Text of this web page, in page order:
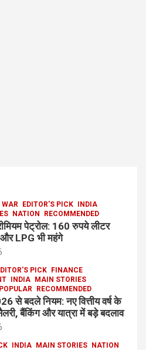
WAR EDITOR'S PICK
INDIA
NATION RECOMMENDED
पेट्रोल: 160 रुपये लीटर
LPG भी महंगे
PICK
FINANCE
INDIA
MAIN STORIES
POPULAR RECOMMENDED
से बदले नियम: नए वित्तीय वर्ष के
बैंकिंग और यात्रा में बड़े बदलाव
INDIA MAIN STORIES
NATION